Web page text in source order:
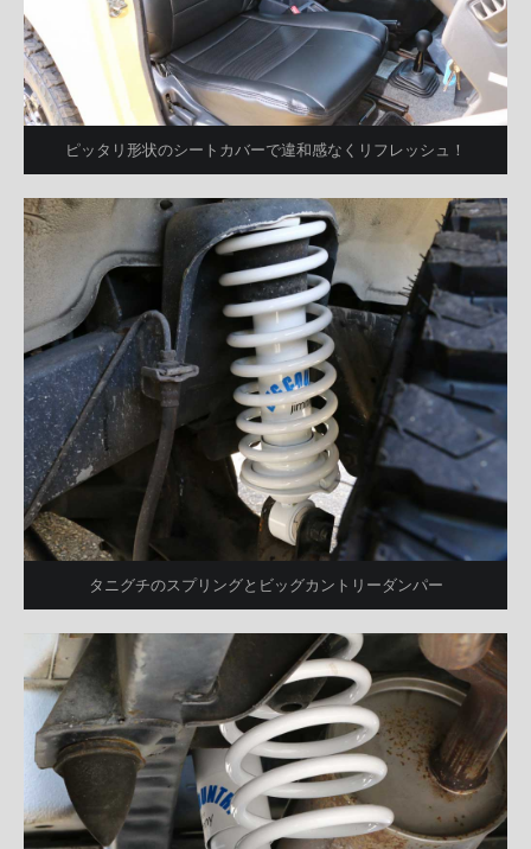
ピッタリ形状のシートカバーで違和感なくリフレッシュ！
タニグチのスプリングとビッグカントリーダンパー